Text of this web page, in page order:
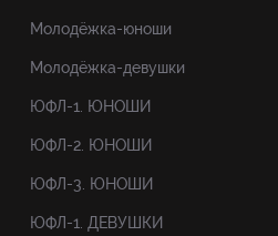
Молодёжка-юноши
Молодёжка-девушки
ЮФЛ-1. ЮНОШИ
ЮФЛ-2. ЮНОШИ
ЮФЛ-3. ЮНОШИ
ЮФЛ-1. ДЕВУШКИ